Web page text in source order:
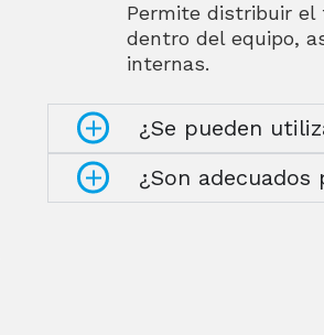
Permite distribuir el
dentro del equipo,
internas.
¿Se pueden
¿Son